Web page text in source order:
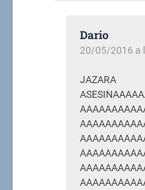
Dario
20/05/2016 a
JAZARA